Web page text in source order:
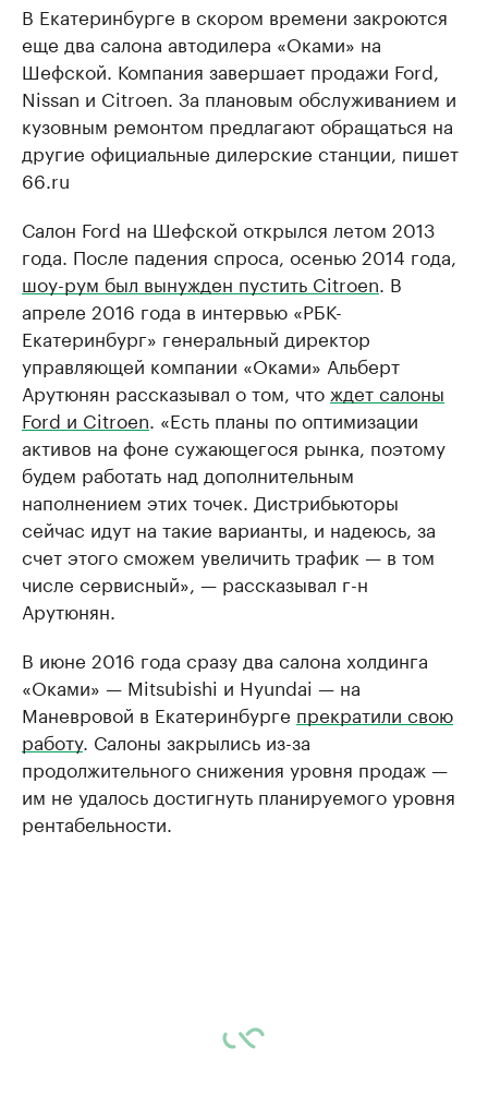
В Екатеринбурге в скором времени закроются
еще два салона автодилера «Оками» на
Шефской. Компания завершает продажи Ford,
Nissan и Citroen. За плановым обслуживанием и
кузовным ремонтом предлагают обращаться на
другие официальные дилерские станции, пишет
66.ru
Салон Ford на Шефской открылся летом 2013
года. После падения спроса, осенью 2014 года,
шоу-рум был вынужден пустить Citroen . В
апреле 2016 года в интервью «РБК-
Екатеринбург» генеральный директор
управляющей компании «Оками» Альберт
Арутюнян рассказывал о том, что ждет салоны
Ford и Citroen . «Есть планы по оптимизации
активов на фоне сужающегося рынка, поэтому
будем работать над дополнительным
наполнением этих точек. Дистрибьюторы
сейчас идут на такие варианты, и надеюсь, за
счет этого сможем увеличить трафик — в том
числе сервисный», — рассказывал г-н
Арутюнян.
В июне 2016 года сразу два салона холдинга
«Оками» — Mitsubishi и Hyundai — на
Маневровой в Екатеринбурге прекратили свою
работу. Салоны закрылись из-за
продолжительного снижения уровня продаж —
им не удалось достигнуть планируемого уровня
рентабельности.